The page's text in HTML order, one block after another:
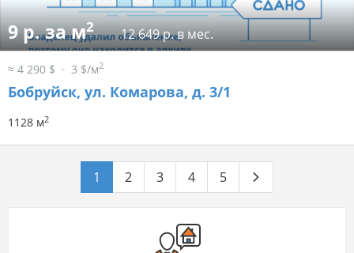
9 р. за м2 12 649 р. в мес.
≈ 4 290 $ 3 $/м2
Бобруйск, ул. Комарова, д. 3/1
1128 м2
1 2 3 4 5